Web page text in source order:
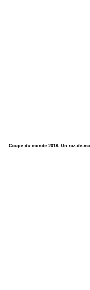
Coupe du monde 2018. Un raz-de-